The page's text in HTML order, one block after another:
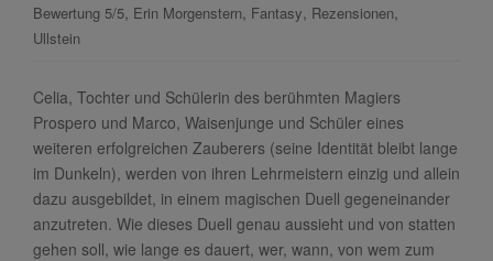
Bewertung 5/5, Erin Morgenstern, Fantasy, Rezensionen,
Ullstein
Celia, Tochter und Schülerin des berühmten Magiers
Prospero und Marco, Waisenjunge und Schüler eines
weiteren erfolgreichen Zauberers (seine Identität bleibt lange
im Dunkeln), werden von ihren Lehrmeistern einzig und allein
dazu ausgebildet, in einem magischen Duell gegeneinander
anzutreten. Wie dieses Duell genau aussieht und von statten
gehen soll, wie lange es dauert, wer, wann, von wem zum